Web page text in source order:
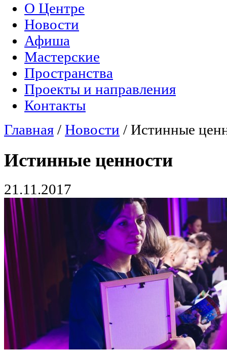
Главное меню
О Центре
Новости
Афиша
Мастерские
Пространства
Проекты и направления
Контакты
Вы здесь
Главная / Новости / Истинные
Истинные ценности
21.11.2017